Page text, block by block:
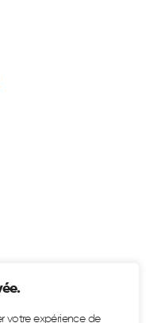
votre expérience de